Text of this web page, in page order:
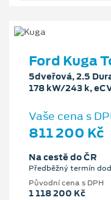
Ford Kuga
5dveřová, 2.5
178 kW/243 k,
Vaše cena s
811 200 Kč
Na cestě do ČR
Předběžný termín
Původní cena s DPH
1 118 200 Kč